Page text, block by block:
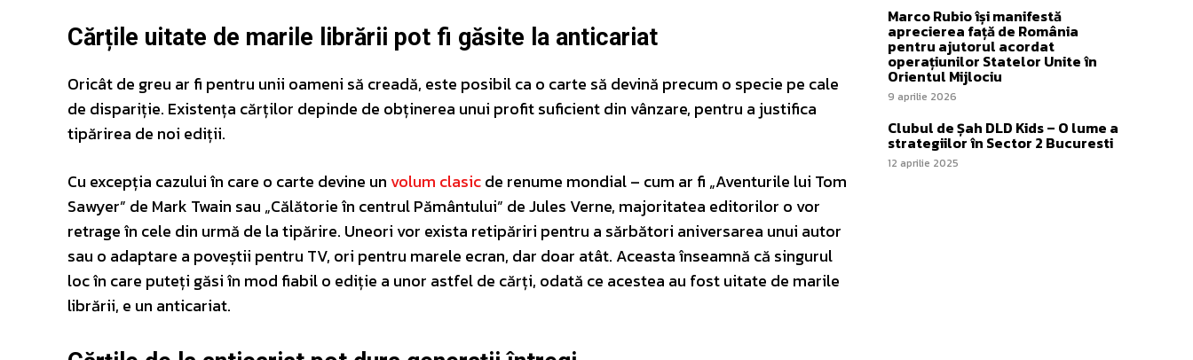
Cărțile uitate de marile librării pot fi găsite la anticariat
Oricât de greu ar fi pentru unii oameni să creadă, este posibil ca o carte să devină precum o specie pe cale
de dispariție. Existența cărților depinde de obținerea unui profit suficient din vânzare, pentru a justifica
tipărirea de noi ediții.
Cu excepția cazului în care o carte devine un volum clasicde renume mondial – cum ar fi „Aventurile lui Tom
Sawyer” de Mark Twain sau „Călătorie în centrul Pământului” de Jules Verne, majoritatea editorilor o vor
retrage în cele din urmă de la tipărire. Uneori vor exista retipăriri pentru a sărbători aniversarea unui autor
sau o adaptare a poveștii pentru TV, ori pentru marele ecran, dar doar atât. Aceasta înseamnă că singurul
loc în care puteți găsi în mod fiabil o ediție a unor astfel de cărți, odată ce acestea au fost uitate de marile
librării, e un anticariat.
Marco Rubio își manifestă
aprecierea față de România
pentru ajutorul acordat
operațiunilor Statelor Unite în
Orientul Mijlociu
9 aprilie 2026
Clubul de Șah DLD Kids – O lume a
strategiilor în Sector 2 Bucuresti
12 aprilie 2025